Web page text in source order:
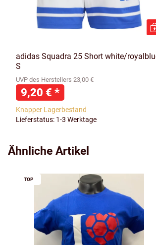
adidas Squadra 25 Short white/
S
UVP des Herstellers 23,00 €
9,20 € *
Knapper Lagerbestand
Lieferstatus: 1-3 Werktage
Ähnliche Artikel
TOP